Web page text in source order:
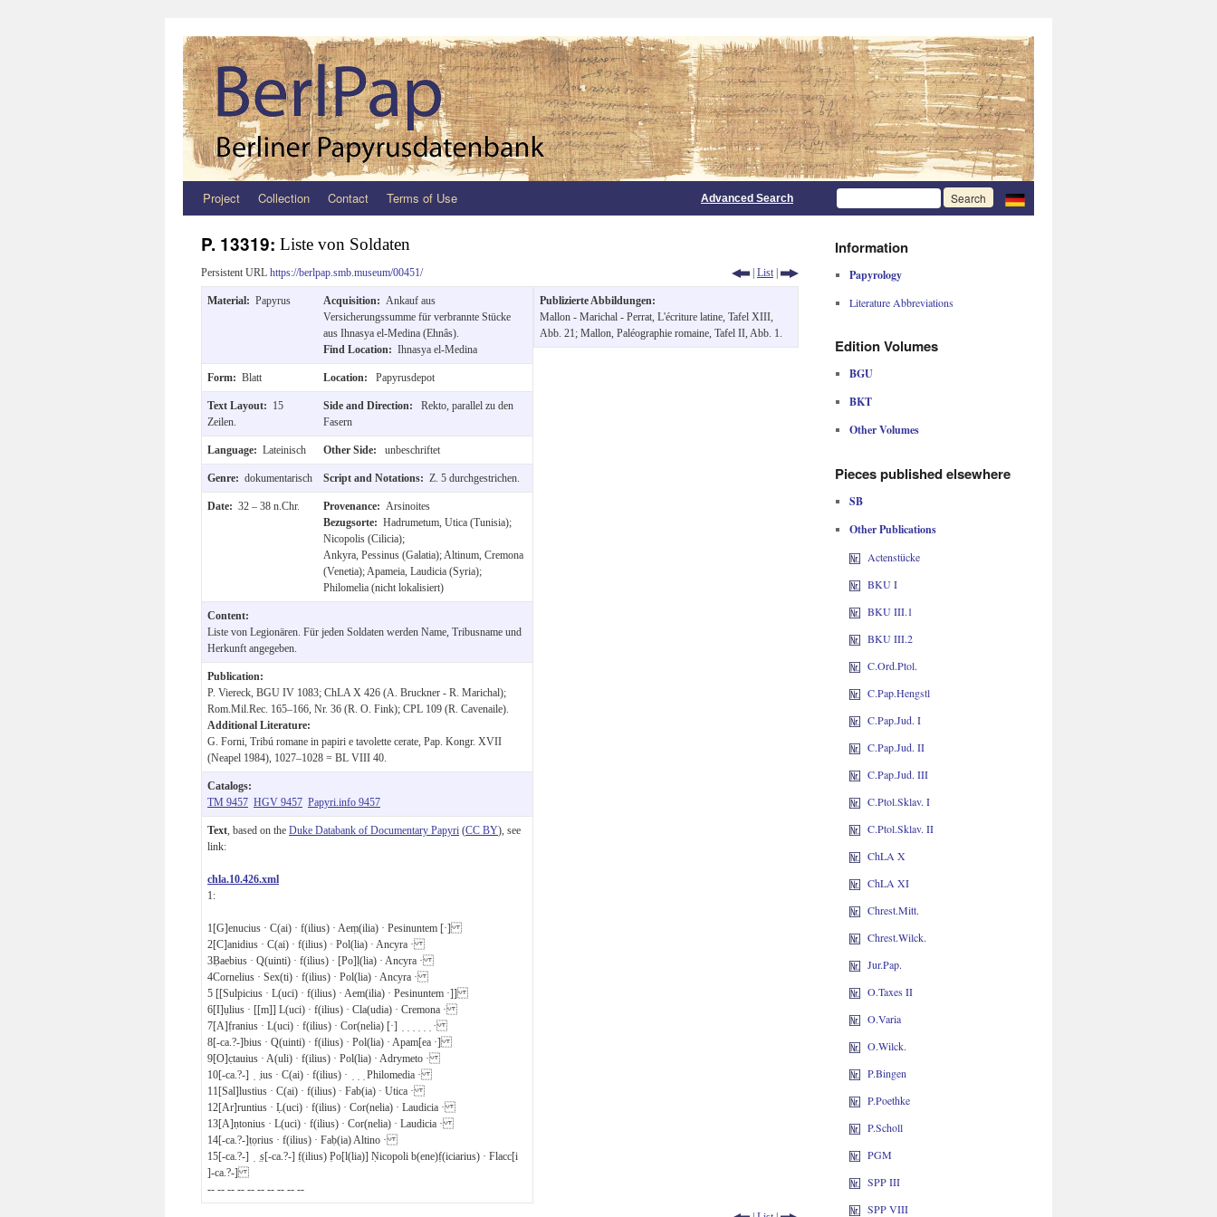
Zum
springen
Project Collection Contact Terms of Use Advanced Search
P. 13319: Liste von Soldaten
Persistent URL https://berlpap.smb.museum/00451/ | List |
Material: Papyrus Acquisition: Ankauf aus
Versicherungssumme für verbrannte Stücke
aus Ihnasya el-Medina (Ehnâs).
Find Location: Ihnasya el-Medina
Form: Blatt Location: Papyrusdepot
Text Layout: 15
Zeilen.
Side and Direction:
Rekto, parallel zu den
Fasern
Language: Lateinisch Other Side: unbeschriftet
Genre: dokumentarisch Script and Notations: Z. 5 durchgestrichen.
Date: 32 – 38 n.Chr. Provenance: Arsinoites
Bezugsorte: Hadrumetum, Utica (Tunisia);
Nicopolis (Cilicia);
Ankyra, Pessinus (Galatia); Altinum, Cremona
(Venetia); Apameia, Laudicia (Syria);
Philomelia (nicht lokalisiert)
Content:
Liste von Legionären. Für jeden Soldaten werden Name, Tribusname und
Herkunft angegeben.
Publication:
P. Viereck, BGU IV 1083; ChLA X 426 (A. Bruckner - R. Marichal);
Rom.Mil.Rec. 165–166, Nr. 36 (R. O. Fink); CPL 109 (R. Cavenaile).
Additional Literature:
G. Forni, Tribú romane in papiri e tavolette cerate, Pap. Kongr. XVII
(Neapel 1984), 1027–1028 = BL VIII 40.
Catalogs:
TM 9457 HGV 9457 Papyri.info 9457
Text , based on the Duke Databank of Documentary Papyri (CC BY), see
link:
chla.10.426.xml
1:
1 [G]enucius · C(ai) · f(ilius) · Aeṃ(ilia) · Pesinuntem [·]
2[C]anidius · C(ai) · f(ilius) · Pol(lia) · Ancyra ·
3Ḅaebius · Q(uinti) · f(ilius) · [Po]ḷ(lia) · Ancyra ·
4Cornelius · Sex(ti) · f(ilius) · Pol(lia) · Ancyra ·
5 [[Sulpicius · L(uci) · f(ilius) · Aem(ilia) · Pesinuntem ·]]
6[I]ụlius · [[m]] L(uci) · f(ilius) · Cla(udia) · Cremona ·
7[A]f̣ranius · L(uci) · f(ilius) · Cor(nelia) [·] ̣ ̣ ̣ ̣ ̣ ̣ ·
8[-ca.?-]bius · Q(uinti) · f(ilius) · Pol(lia) · Apam[ea ·]
9[O]c̣tauius · A(uli) · f(ilius) · Pol(lia) · Adrymeto ·
10[-ca.?-] ̣ ̣ius · C(ai) · f(ilius) · ̣ ̣ ̣ Philomedia ·
11 [Sal]lustius · C(ai) · f(ilius) · Fab(ia) · Utica ·
12[Ar]runtius · Ḷ(uci) · f(ilius) · Cor(nelia) · Laudicia ·
13[A]ṇtonius · L(uci) · f(ilius) · Cor(nelia) · Laudicia ·
14[-ca.?-]ṭọrius · f(ilius) · Faḅ(ia) Altino ·
15[-ca.?-] ̣ ̣ṣ[-ca.?-] f̣(ilius) P̣o[l(lia)] Ṇicopoli b(ene)f̣(iciarius) · Flacc[i
]-ca.?-]
-- -- -- -- -- -- -- -- -- --
Publizierte Abbildungen:
Mallon - Marichal - Perrat, L'écriture latine, Tafel XIII,
Abb. 21; Mallon, Paléographie romaine, Tafel II, Abb. 1.
Information
Papyrology
Literature Abbreviations
Edition Volumes
BGU
BKT
Other Volumes
Pieces published elsewhere
SB
Other Publications
Actenstücke
BKU I
BKU III.1
BKU III.2
C.Ord.Ptol.
C.Pap.Hengstl
C.Pap.Jud. I
C.Pap.Jud. II
C.Pap.Jud. III
C.Ptol.Sklav. I
C.Ptol.Sklav. II
ChLA X
ChLA XI
Chrest.Mitt.
Chrest.Wilck.
Jur.Pap.
O.Taxes II
O.Varia
O.Wilck.
P.Bingen
P.Poethke
P.Scholl
PGM
SPP III
SPP VIII